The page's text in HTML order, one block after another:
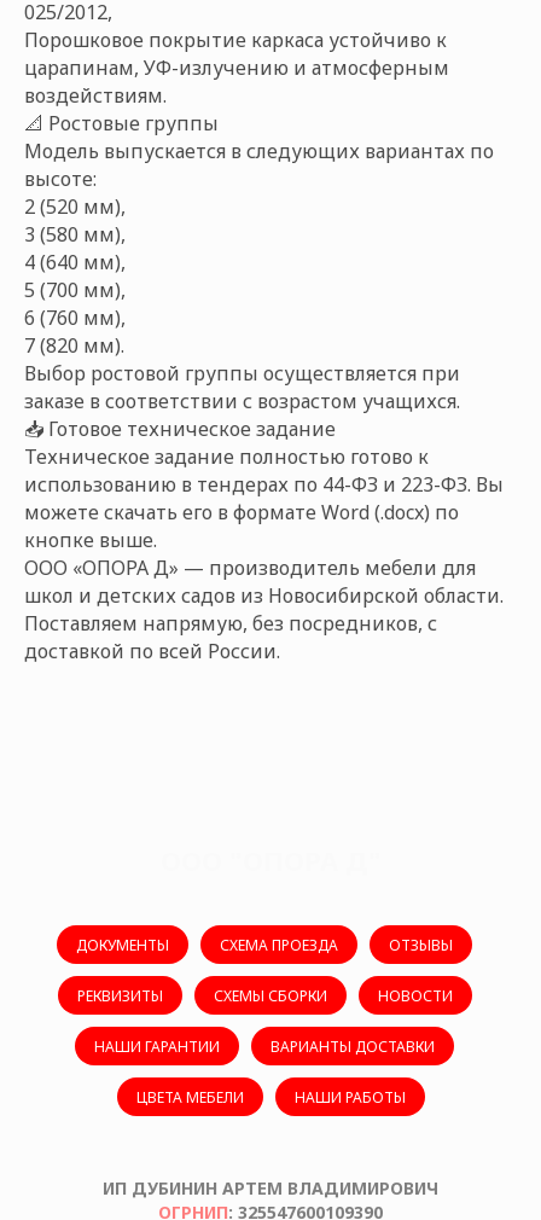
025/2012,
Порошковое покрытие каркаса устойчиво к
царапинам, УФ-излучению и атмосферным
воздействиям.
📐 Ростовые группы
Модель выпускается в следующих вариантах по
высоте:
2 (520 мм),
3 (580 мм),
4 (640 мм),
5 (700 мм),
6 (760 мм),
7 (820 мм).
Выбор ростовой группы осуществляется при
заказе в соответствии с возрастом учащихся.
📥 Готовое техническое задание
Техническое задание полностью готово к
использованию в тендерах по 44-ФЗ и 223-ФЗ. Вы
можете скачать его в формате Word (.docx) по
кнопке выше.
ООО «ОПОРА Д» — производитель мебели для
школ и детских садов из Новосибирской области.
Поставляем напрямую, без посредников, с
доставкой по всей России.
ДОКУМЕНТЫ СХЕМА ПРОЕЗДА ОТЗЫВЫ
РЕКВИЗИТЫ СХЕМЫ СБОРКИ НОВОСТИ
НАШИ ГАРАНТИИ ВАРИАНТЫ ДОСТАВКИ
ЦВЕТА МЕБЕЛИ НАШИ РАБОТЫ
ИП ДУБИНИН АРТЕМ ВЛАДИМИРОВИЧ
ОГРНИП: 325547600109390